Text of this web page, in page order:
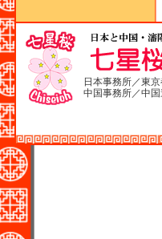
日本事務所／東
中国事務所／中